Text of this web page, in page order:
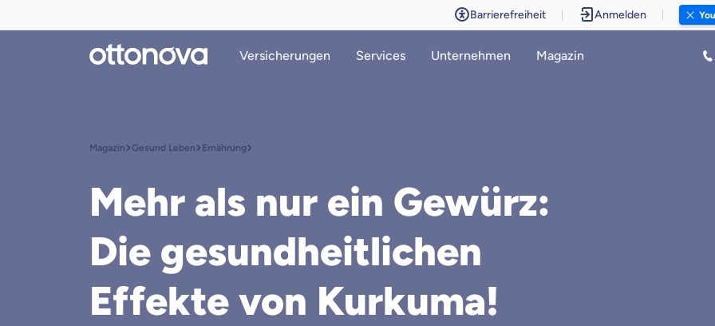
Barrierefreiheit Anmelden
Versicherungen Services Unternehmen Magazin
Magazin Gesund Leben Ernährung
Mehr als nur ein Gewürz:
Die gesundheitlichen
Effekte von Kurkuma!